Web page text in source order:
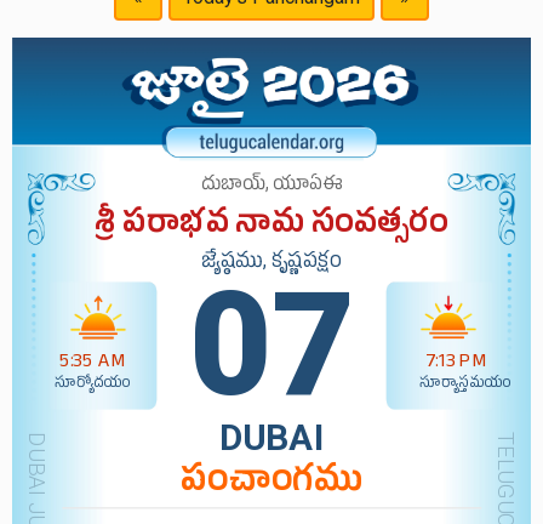
దుబాయ్, యూఏఈ
శ్రీ పరాభవ నామ సంవత్సరం
జ్యేష్ఠము, కృష్ణపక్షం
5:35 AM
సూర్యోదయం
7:13 PM
సూర్యాస్తమయం
07
DUBAI
పంచాంగము